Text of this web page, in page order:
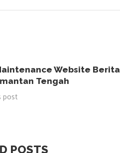
Website Berita
Tengah
post
POSTS